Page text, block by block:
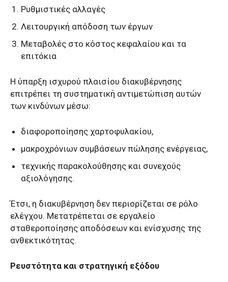
Ρυθμιστικές αλλαγές
Λειτουργική απόδοση των έργων
Μεταβολές στο κόστος κεφαλαίου και τα
επιτόκια
Η ύπαρξη ισχυρού πλαισίου διακυβέρνησης
επιτρέπει τη συστηματική αντιμετώπιση αυτών
των κινδύνων μέσω:
διαφοροποίησης χαρτοφυλακίου,
μακροχρόνιων συμβάσεων πώλησης ενέργειας,
τεχνικής παρακολούθησης και συνεχούς
αξιολόγησης.
Έτσι, η διακυβέρνηση δεν περιορίζεται σε ρόλο
ελέγχου. Μετατρέπεται σε εργαλείο
σταθεροποίησης αποδόσεων και ενίσχυσης της
ανθεκτικότητας.
Ρευστότητα και στρατηγική εξόδου